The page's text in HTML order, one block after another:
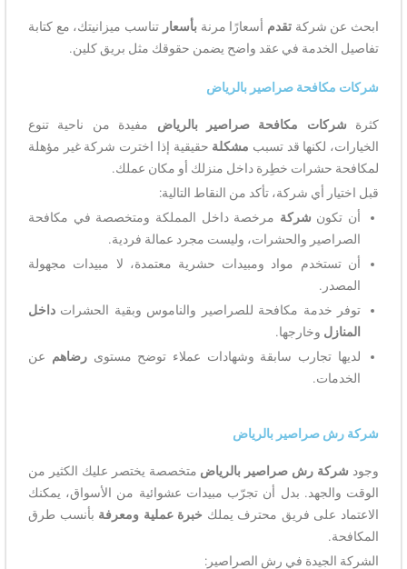
ابحث عن شركة تقدمأسعارًا مرنة بأسعار تناسب ميزانيتك، مع كتابة
تفاصيل الخدمة في عقد واضح يضمن حقوقك مثل بريق كلين.
شركات مكافحة صراصير بالرياض
كثرة شركات مكافحة صراصير بالرياضمفيدة من ناحية تنوع
الخيارات، لكنها قد تسبب مشكلةحقيقية إذا اخترت شركة غير مؤهلة
لمكافحة حشرات خطِرة داخل منزلك أو مكان عملك.
قبل اختيار أي شركة، تأكد من النقاط التالية:
أن تكون شركةمرخصة داخل المملكة ومتخصصة في مكافحة
الصراصير والحشرات، وليست مجرد عمالة فردية.
أن تستخدم مواد ومبيدات حشرية معتمدة، لا مبيدات مجهولة
المصدر.
توفر خدمة مكافحة للصراصير والناموس وبقية الحشرات داخل
المنازلوخارجها.
لديها تجارب سابقة وشهادات عملاء توضح مستوى رضاهمعن
الخدمات.
شركة رش صراصير بالرياض
وجود شركة رش صراصير بالرياضمتخصصة يختصر عليك الكثير من
الوقت والجهد. بدل أن تجرّب مبيدات عشوائية من الأسواق، يمكنك
الاعتماد على فريق محترف يملك خبرة عملية ومعرفةبأنسب طرق
المكافحة.
الشركة الجيدة في رش الصراصير: